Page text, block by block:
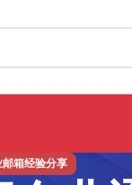
邮箱经验分享